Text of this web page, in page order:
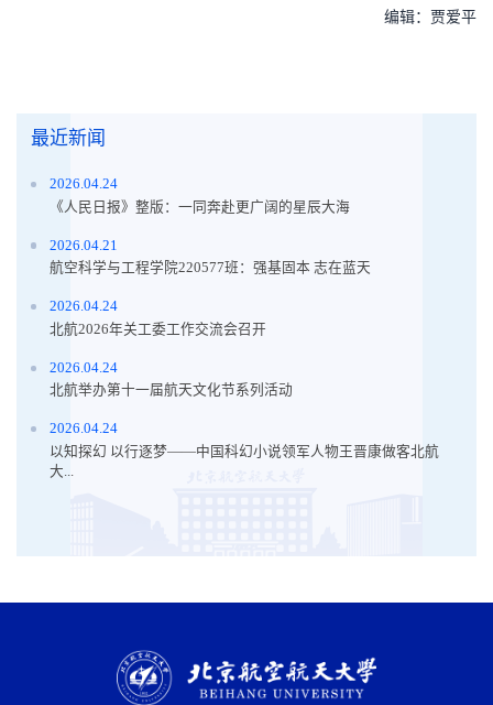
编辑：贾爱平
最近新闻
2026.04.24
《人民日报》整版：一同奔赴更广阔的星辰大海
2026.04.21
航空科学与工程学院220577班：强基固本 志在蓝天
2026.04.24
北航2026年关工委工作交流会召开
2026.04.24
北航举办第十一届航天文化节系列活动
2026.04.24
以知探幻 以行逐梦——中国科幻小说领军人物王晋康做客北航
大...